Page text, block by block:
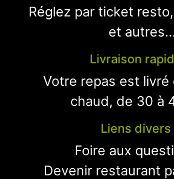
Réglez par ticket
et
Livraison
Votre repas est livré
chaud, de 30 à
Liens divers
Foire aux
Devenir restaurant